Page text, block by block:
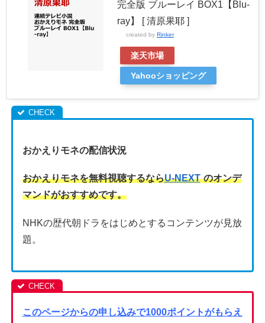
完全版 ブルーレイ BOX1【Blu-
ray】 [ 清原果耶 ]
created by Rinker
楽天市場
Yahooショッピング
おかえりモネの配信状況
おかえりモネを無料視聴するならU-NEXTのオンデ
マンドがおすすめです。
NHKの歴代朝ドラをはじめとするコンテンツが見放
題。
このページからの申し込みで1000ポイントがもらえ